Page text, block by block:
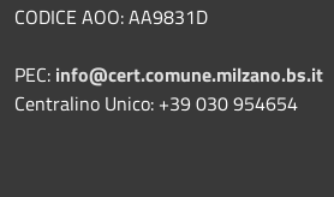
CODICE AOO: AA9831D
PEC: info@cert.comune.milzano.bs.it
Centralino Unico: +39 030 954654